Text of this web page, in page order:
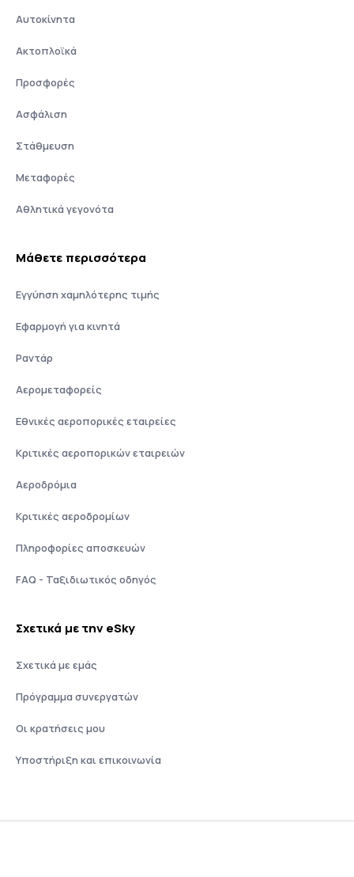
Αυτοκίνητα
Ακτοπλοϊκά
Προσφορές
Ασφάλιση
Στάθμευση
Μεταφορές
Αθλητικά γεγονότα
Μάθετε περισσότερα
Εγγύηση χαμηλότερης τιμής
Εφαρμογή για κινητά
Ραντάρ
Αερομεταφορείς
Εθνικές αεροπορικές εταιρείες
Κριτικές αεροπορικών εταιρειών
Αεροδρόμια
Κριτικές αεροδρομίων
Πληροφορίες αποσκευών
FAQ - Ταξιδιωτικός οδηγός
Σχετικά με την eSky
Σχετικά με εμάς
Πρόγραμμα συνεργατών
Οι κρατήσεις μου
Υποστήριξη και επικοινωνία